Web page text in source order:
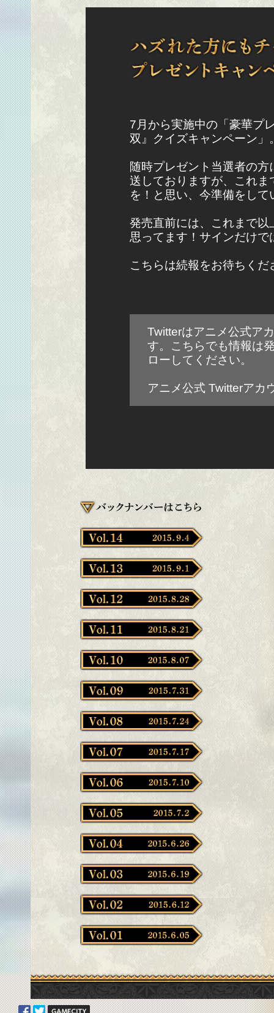
7月から実施中の「豪華プ
双』クイズキャンペーン」
随時プレゼント当選者の
送しておりますが、これ
を！と思い、今準備をして
発売直前には、これまで
思ってます！サインだけ
こちらは続報をお待ちくだ
Twitterはアニメ公式ア
す。こちらでも情報は
ローしてください。
アニメ公式 Twitterアカ